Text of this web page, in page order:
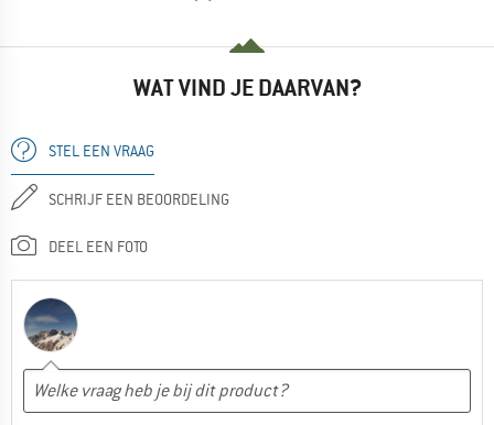
WAT VIND JE DAARVAN?
STEL EEN VRAAG
SCHRIJF EEN BEOORDELING
DEEL EEN FOTO